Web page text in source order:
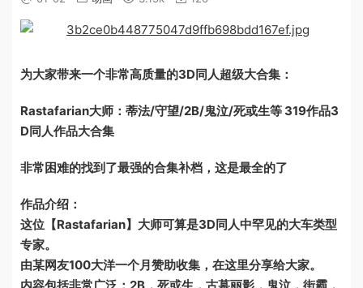
为大家带来一个非常高质量的3D同人超级大合集：
Rastafarian大师：蒂法/守望/2B/鬼泣/死或生等 319作品3
D同人作品大合集
非常困难的找到了最强的合集补档，这是最全的了
作品介绍：
这位【Rastafarian】大师可算是3D同人中罕见的大车类型
专家。
由某网友100大洋一个月赞助收集，在这里分享给大家。